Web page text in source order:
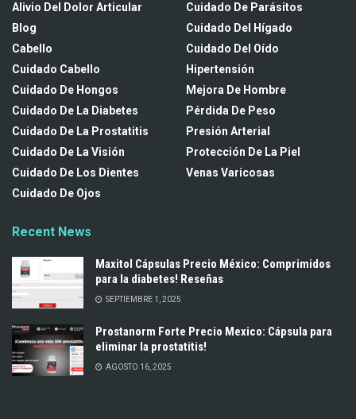
Alivio Del Dolor Articular
Blog
Cabello
Cuidado Cabello
Cuidado De Hongos
Cuidado De La Diabetes
Cuidado De La Prostatitis
Cuidado De La Visión
Cuidado De Los Dientes
Cuidado De Ojos
Cuidado De Parásitos
Cuidado Del Hígado
Cuidado Del Oído
Hipertensión
Mejora De Hombre
Pérdida De Peso
Presión Arterial
Protección De La Piel
Venas Varicosas
Recent News
Maxitol Cápsulas Precio México: Comprimidos
para la diabetes! Reseñas
SEPTIEMBRE 1, 2025
Prostanorm Forte Precio Mexico: Cápsula para
eliminar la prostatitis!
AGOSTO 16, 2025